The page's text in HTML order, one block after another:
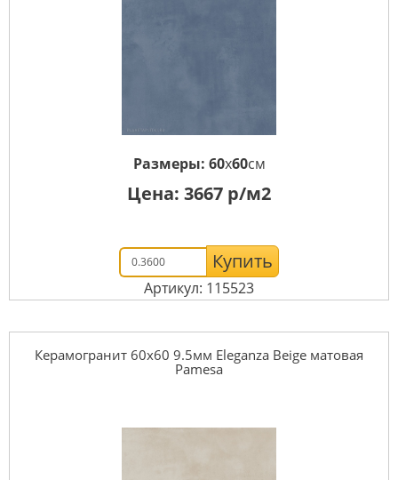
Размеры: 60x60см
Цена: 3667 р/м2
Купить
Артикул: 115523
Керамогранит 60x60 9.5мм Eleganza Beige матовая
Pamesa